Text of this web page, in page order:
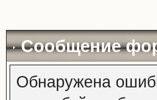
Сообщение
Обнаружена